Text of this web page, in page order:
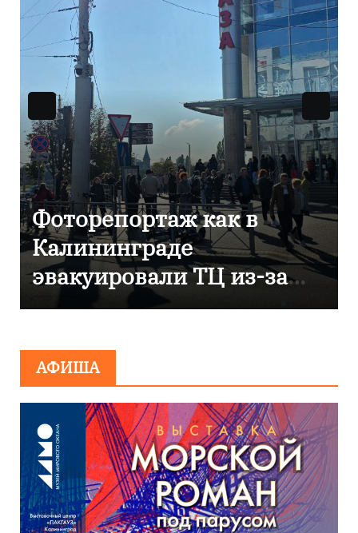
В Калининграде
отметили 80-летие
компании «Россети
Янтарь»
АФИША